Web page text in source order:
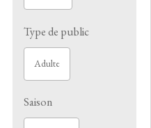
Type de public
Adulte
Saison